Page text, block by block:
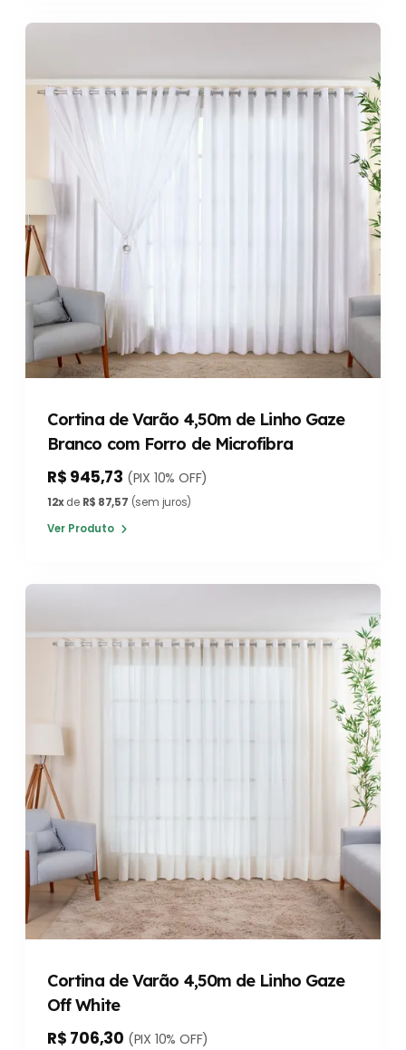
Cortina de Varão 4,50m de Linho Gaze
Branco com Forro de Microfibra
R$ 945,73 (PIX 10% OFF)
12xde R$ 87,57 (sem juros)
Ver Produto
Cortina de Varão 4,50m de Linho Gaze
Off White
R$ 706,30 (PIX 10% OFF)